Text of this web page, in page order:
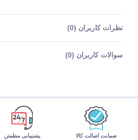
نظرات کاربران (0)
سوالات کاربران (0)
ضمانت اصالت کالا پشتیبانی مطمئن